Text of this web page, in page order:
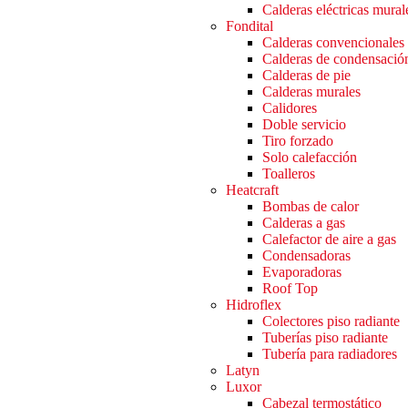
Calderas eléctricas
Fondital
Calderas convencionales
Calderas de
Calderas de pie
Calderas murales
Calidores
Doble servicio
Tiro forzado
Solo calefacción
Toalleros
Heatcraft
Bombas de calor
Calderas a gas
Calefactor de aire a gas
Condensadoras
Evaporadoras
Roof Top
Hidroflex
Colectores piso radiante
Tuberías piso radiante
Tubería para radiadores
Latyn
Luxor
Cabezal termostático